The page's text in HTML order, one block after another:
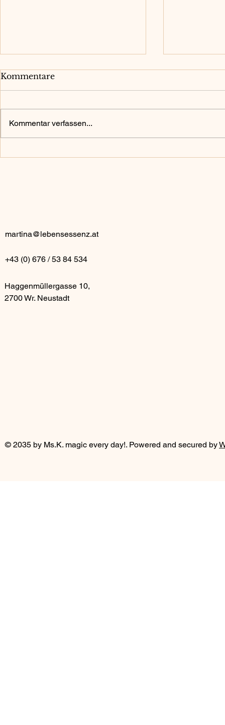
Kommentare
Kommentar verfassen...
martina@lebensessenz.at
+43 (0) 676 / 53 84 534
Haggenmüllergasse 10,
2700 Wr. Neustadt
© 2035 by Ms.K. magic every day!. Powered and secured by